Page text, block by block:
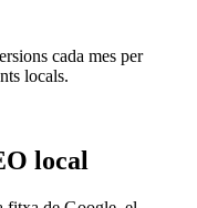
cada mes per
locals.
local